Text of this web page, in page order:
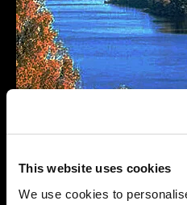
This website uses cookies
We use cookies to